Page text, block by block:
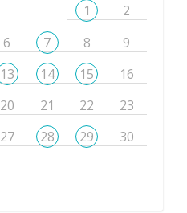
1
2
6 7 8
9
13 14 15
16
20 21 22
23
27 28 29
30